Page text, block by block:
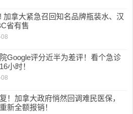
加拿大紧急召回知名品牌瓶装水、汉
省有售
Google评分近半为差评！看个急诊
小时！
！加拿大政府悄然回调难民医保，
新全额报销！